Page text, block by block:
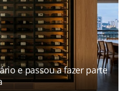
e passou a fazer parte